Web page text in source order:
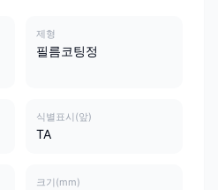
제형
필름코팅정
식별표시(앞)
TA
크기(mm)